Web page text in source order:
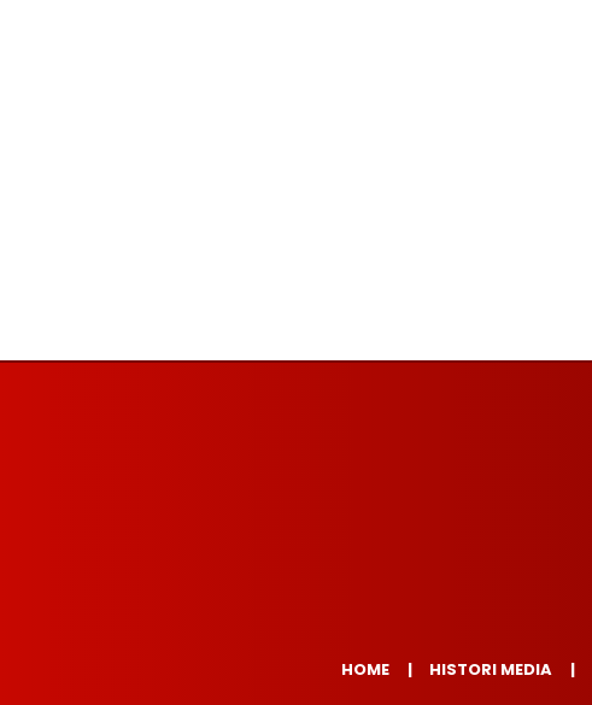
HOME HISTORI MEDIA